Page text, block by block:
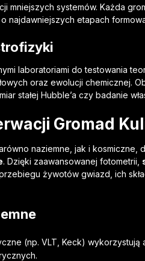
mniejszych systemów. Każda
najdawniejszych etapach
laboratoriami do testowania
oraz ewolucji chemicznej.
stałej Hubble’a czy badanie
Gromad
naziemne, jak i kosmiczne,
. Dzięki zaawansowanej fotometrii,
żywotów gwiazd, ich
(np. VLT, Keck) wykorzystują